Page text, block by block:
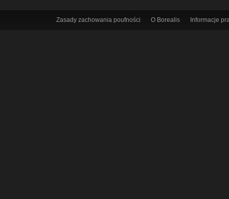
Zasady zachowania poufności O Borealis Informacje